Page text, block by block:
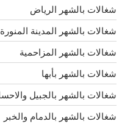
شغالات بالشهر الرياض
شغالات بالشهر المدينة المنورة
شغالات بالشهر المزاحمية
شغالات بالشهر بأبها
شغالات بالشهر بالجبيل
شغالات بالشهر بالدمام والخبر